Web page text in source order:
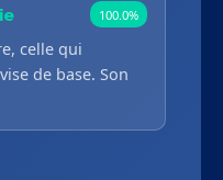
100.0%
celle qui
de base. Son